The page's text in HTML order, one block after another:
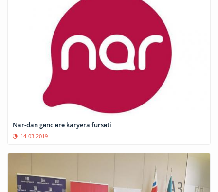
Nar-dan gənclərə karyera fürsəti
14-03-2019